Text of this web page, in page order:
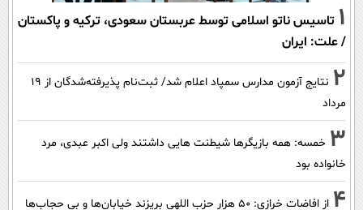
1 تاسیس ناتو اسلامی توسط عربستان سعودی، ترکیه و پاکستان
/ علت: ایران
2
نتایج آزمون مدارس سمپاد اعلام شد/ ثبت‌نام پذیرفته‌شدگان از ۱۹
مرداد
3 خمسه: همه بازیگرها شیطنت هایی داشتند ولی اکبر عبدی، مرد
خانواده بود
4 از افاضات خرازی: ۵۰ هزار حزب اللهی بریزند خیابان‌ها و بی حجاب‌ها